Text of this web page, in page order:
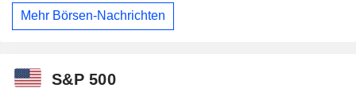
Mehr Börsen-Nachrichten
S&P 500